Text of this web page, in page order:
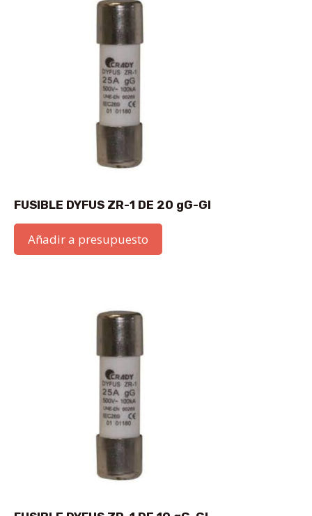
FUSIBLE DYFUS ZR-1 DE 20 gG-GI
Añadir a presupuesto